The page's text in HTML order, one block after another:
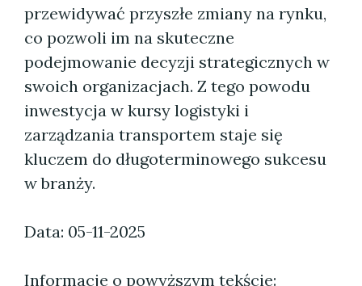
przewidywać przyszłe zmiany na rynku,
co pozwoli im na skuteczne
podejmowanie decyzji strategicznych w
swoich organizacjach. Z tego powodu
inwestycja w kursy logistyki i
zarządzania transportem staje się
kluczem do długoterminowego sukcesu
w branży.
Data: 05-11-2025
Informacje o powyższym tekście: